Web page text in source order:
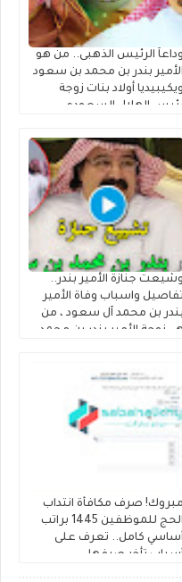
وداعاً الرئيس الذهبى.. من هو
الأمير بندر بن محمد بن سعود
ويكيبيديا أولاد بنات زوجة
رئيس الهلال السعودي
الكبير آل سعود وموعد
ومكان تشييع الجنازة السيرة
وشيعت جنازة الأمير بندر..
تفاصيل واسباب وفاة الأمير
بندر بن محمد آل سعود ، من
هي زوجة الأمير بندر بن محمد
وش يتبع
مبروك! صرف مكافأة انتداب
الحج للموظفين 1445 براتب
أساسي كامل.. تعرف على
أسباب تأخر صرفها